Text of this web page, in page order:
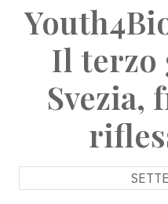
Il terzo
Svezia,